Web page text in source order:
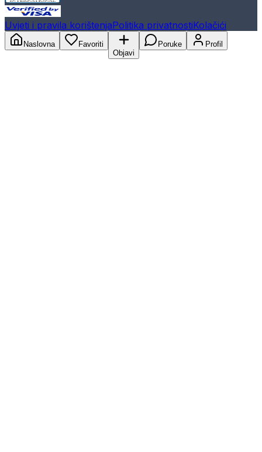
Uvjeti i pravila korištenjaPolitika privatnostiKolačići
Naslovna
Favoriti
Objavi
Poruke Profil